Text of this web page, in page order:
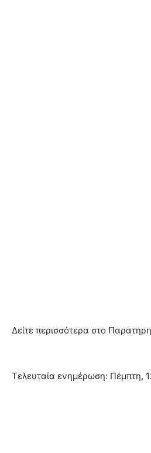
Δείτε περισσότερα στο
Τελευταία ενημέρωση: Πέμπτη,